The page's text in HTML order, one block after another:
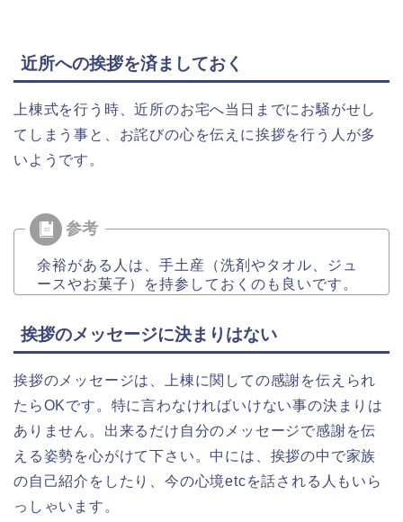
近所への挨拶を済ましておく
上棟式を行う時、近所のお宅へ当日までにお騒がせし
てしまう事と、お詫びの心を伝えに挨拶を行う人が多
いようです。
余裕がある人は、手土産（洗剤やタオル、ジュ
ースやお菓子）を持参しておくのも良いです。
挨拶のメッセージに決まりはない
挨拶のメッセージは、上棟に関しての感謝を伝えられ
たらOKです。特に言わなければいけない事の決まりは
ありません。出来るだけ自分のメッセージで感謝を伝
える姿勢を心がけて下さい。中には、挨拶の中で家族
の自己紹介をしたり、今の心境etcを話される人もいら
っしゃいます。